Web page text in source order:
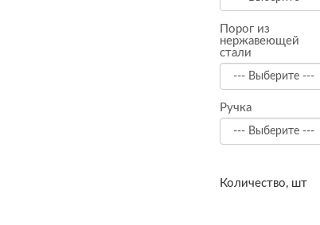
Порог из
нержавеющей
стали
Ручка
Количество, шт